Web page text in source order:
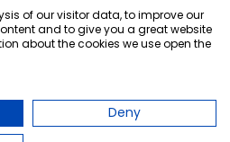
of our visitor data, to improve our
and to give you a great website
about the cookies we use open the
Deny